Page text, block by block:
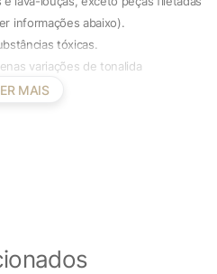
informações abaixo).
tóxicas.
variações de tonalida
MAIS